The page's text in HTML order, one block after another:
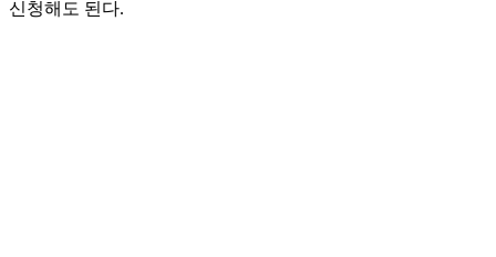
신청해도 된다.